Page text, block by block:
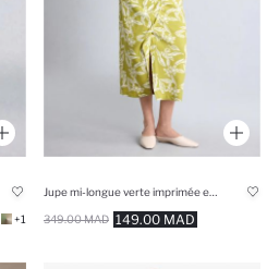
+1 149.00 MAD
349.00 MAD